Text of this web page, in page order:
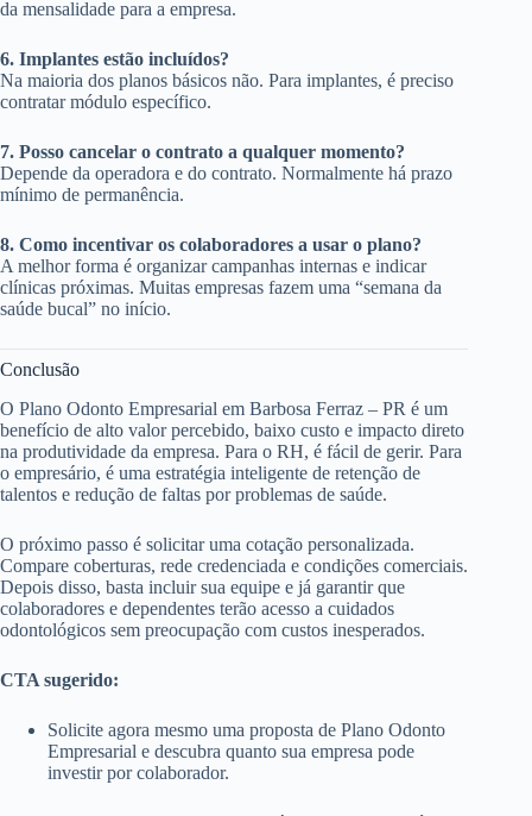
da mensalidade para a empresa.
6. Implantes estão incluídos?
Na maioria dos planos básicos não. Para implantes, é preciso
contratar módulo específico.
7. Posso cancelar o contrato a qualquer momento?
Depende da operadora e do contrato. Normalmente há prazo
mínimo de permanência.
8. Como incentivar os colaboradores a usar o plano?
A melhor forma é organizar campanhas internas e indicar
clínicas próximas. Muitas empresas fazem uma “semana da
saúde bucal” no início.
Conclusão
O Plano Odonto Empresarial em Barbosa Ferraz – PR é um
benefício de alto valor percebido, baixo custo e impacto direto
na produtividade da empresa. Para o RH, é fácil de gerir. Para
o empresário, é uma estratégia inteligente de retenção de
talentos e redução de faltas por problemas de saúde.
O próximo passo é solicitar uma cotação personalizada.
Compare coberturas, rede credenciada e condições comerciais.
Depois disso, basta incluir sua equipe e já garantir que
colaboradores e dependentes terão acesso a cuidados
odontológicos sem preocupação com custos inesperados.
CTA sugerido:
Solicite agora mesmo uma proposta de Plano Odonto
Empresarial e descubra quanto sua empresa pode
investir por colaborador.